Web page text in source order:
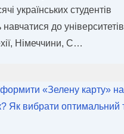
українських студентів
до університетів
Німеччини, С…